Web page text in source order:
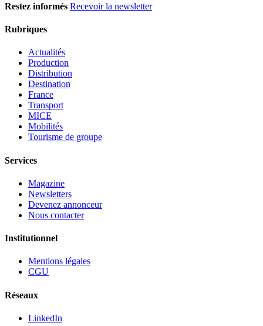
Restez informés Recevoir la newsletter
Rubriques
Actualités
Production
Distribution
Destination
France
Transport
MICE
Mobilités
Tourisme de groupe
Services
Magazine
Newsletters
Devenez annonceur
Nous contacter
Institutionnel
Mentions légales
CGU
Réseaux
LinkedIn